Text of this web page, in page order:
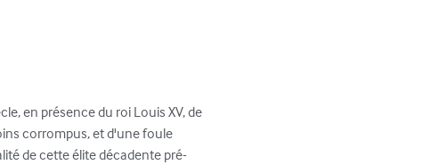
en présence du roi Louis XV, de
corrompus, et d'une foule
de cette élite décadente pré-